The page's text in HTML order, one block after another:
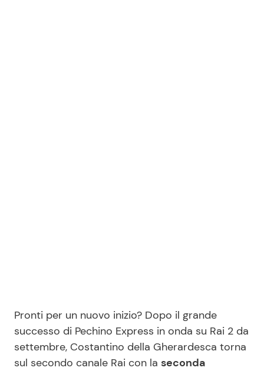
News benessere
Salute
Primi Piatti
Ricette Facili e Veloci
Pronti per un nuovo inizio? Dopo il grande
successo di Pechino Express in onda su Rai 2 da
settembre, Costantino della Gherardesca torna
sul secondo canale Rai con la seconda